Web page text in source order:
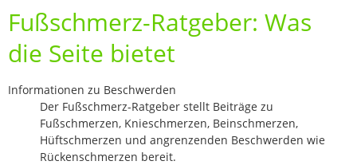
Fußschmerz-Ratgeber: Was
die Seite bietet
Informationen zu Beschwerden
Der Fußschmerz-Ratgeber stellt Beiträge zu
Fußschmerzen, Knieschmerzen, Beinschmerzen,
Hüftschmerzen und angrenzenden Beschwerden wie
Rückenschmerzen bereit.